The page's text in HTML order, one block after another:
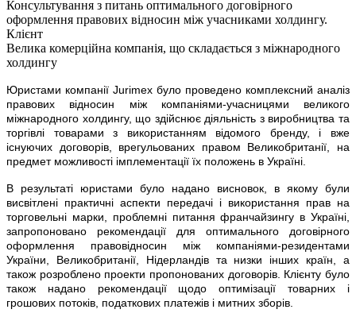
Консультування з питань оптимального договірного
оформлення правових відносин між учасниками холдингу.
Клієнт
Велика комерційна компанія, що складається з міжнародного
холдингу
Юристами компанії Jurimex було проведено комплексний аналіз
правових відносин між компаніями-учасницями великого
міжнародного холдингу, що здійснює діяльність з виробництва та
торгівлі товарами з використанням відомого бренду, і вже
існуючих договорів, врегульованих правом Великобританії, на
предмет можливості імплементації їх положень в Україні.
В результаті юристами було надано висновок, в якому були
висвітлені практичні аспекти передачі і використання прав на
торговельні марки, проблемні питання франчайзингу в Україні,
запропоновано рекомендації для оптимального договірного
оформлення правовідносин між компаніями-резидентами
України, Великобританії, Нідерландів та низки інших країн, а
також розроблено проекти пропонованих договорів. Клієнту було
також надано рекомендації щодо оптимізації товарних і
грошових потоків, податкових платежів і митних зборів.